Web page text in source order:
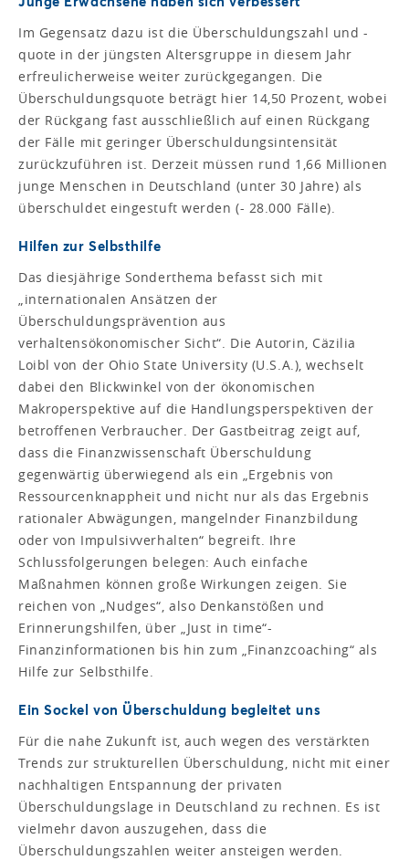
Im Gegensatz dazu ist die Überschuldungszahl und -
quote in der jüngsten Altersgruppe in diesem Jahr
erfreulicherweise weiter zurückgegangen. Die
Überschuldungsquote beträgt hier 14,50 Prozent, wobei
der Rückgang fast ausschließlich auf einen Rückgang
der Fälle mit geringer Überschuldungsintensität
zurückzuführen ist. Derzeit müssen rund 1,66 Millionen
junge Menschen in Deutschland (unter 30 Jahre) als
überschuldet eingestuft werden (- 28.000 Fälle).
Hilfen zur Selbsthilfe
Das diesjährige Sonderthema befasst sich mit
„internationalen Ansätzen der
Überschuldungsprävention aus
verhaltensökonomischer Sicht“. Die Autorin, Cäzilia
Loibl von der Ohio State University (U.S.A.), wechselt
dabei den Blickwinkel von der ökonomischen
Makroperspektive auf die Handlungsperspektiven der
betroffenen Verbraucher. Der Gastbeitrag zeigt auf,
dass die Finanzwissenschaft Überschuldung
gegenwärtig überwiegend als ein „Ergebnis von
Ressourcenknappheit und nicht nur als das Ergebnis
rationaler Abwägungen, mangelnder Finanzbildung
oder von Impulsivverhalten“ begreift. Ihre
Schlussfolgerungen belegen: Auch einfache
Maßnahmen können große Wirkungen zeigen. Sie
reichen von „Nudges“, also Denkanstößen und
Erinnerungshilfen, über „Just in time“-
Finanzinformationen bis hin zum „Finanzcoaching“ als
Hilfe zur Selbsthilfe.
Ein Sockel von Überschuldung begleitet uns
Für die nahe Zukunft ist, auch wegen des verstärkten
Trends zur strukturellen Überschuldung, nicht mit einer
nachhaltigen Entspannung der privaten
Überschuldungslage in Deutschland zu rechnen. Es ist
vielmehr davon auszugehen, dass die
Überschuldungszahlen weiter ansteigen werden.